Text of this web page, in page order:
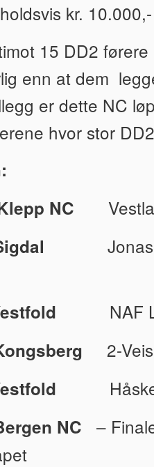
kr.
15 DD2
enn at dem
er dette NC
hvor stor
NC
Jonas
Vestfold NAF
2-
NC –